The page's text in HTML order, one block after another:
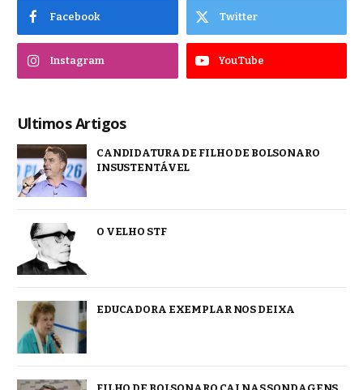
Facebook Twitter
Instagram YouTube
Ultimos Artigos
CANDIDATURA DE FILHO DE BOLSONARO
INSUSTENTÁVEL
O VELHO STF
EDUCADORA EXEMPLAR NOS DEIXA